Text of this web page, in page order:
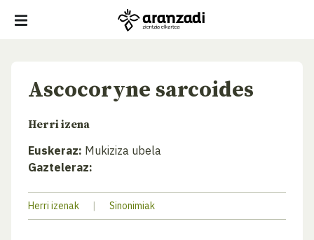
Ascocoryne sarcoides
Herri izena
Euskeraz: Mukiziza ubela
Gazteleraz:
Herri izenak | Sinonimiak